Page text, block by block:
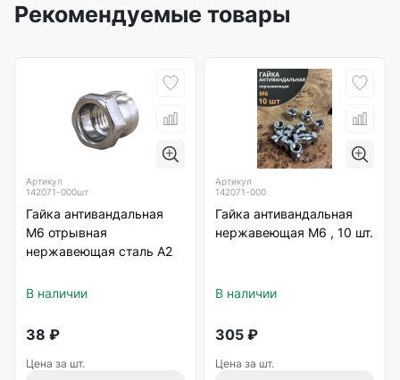
Рекомендуемые товары
Артикул
142071-000шт
Гайка антивандальная
М6 отрывная
нержавеющая сталь А2
В наличии
38 ₽
Цена за шт.
Артикул
142071-000
Гайка антивандальная
нержавеющая М6 , 10 шт.
В наличии
305 ₽
Цена за шт.